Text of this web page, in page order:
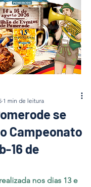
se
Campeonato
16 de
1 min de leitura
nos dias 13 e